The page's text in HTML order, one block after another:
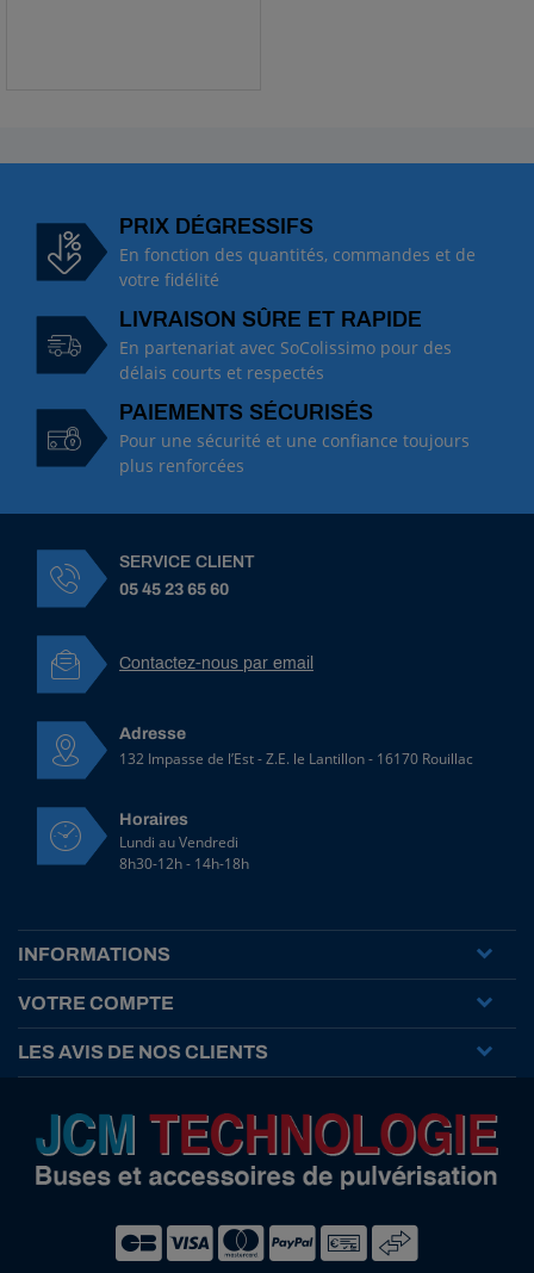
PRIX DÉGRESSIFS
En fonction des quantités, commandes et de
votre fidélité
LIVRAISON SÛRE ET RAPIDE
En partenariat avec SoColissimo pour des
délais courts et respectés
PAIEMENTS SÉCURISÉS
Pour une sécurité et une confiance toujours
plus renforcées
SERVICE CLIENT
05 45 23 65 60
Contactez-nous par email
Adresse
132 Impasse de l’Est - Z.E. le Lantillon - 16170 Rouillac
Horaires
Lundi au Vendredi
8h30-12h - 14h-18h
INFORMATIONS
VOTRE COMPTE
LES AVIS DE NOS CLIENTS